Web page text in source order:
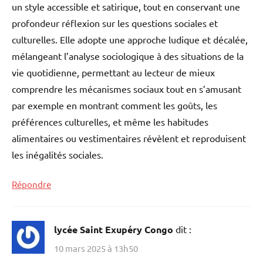
un style accessible et satirique, tout en conservant une
profondeur réflexion sur les questions sociales et
culturelles. Elle adopte une approche ludique et décalée,
mélangeant l’analyse sociologique à des situations de la
vie quotidienne, permettant au lecteur de mieux
comprendre les mécanismes sociaux tout en s’amusant
par exemple en montrant comment les goûts, les
préférences culturelles, et même les habitudes
alimentaires ou vestimentaires révèlent et reproduisent
les inégalités sociales.
Répondre
lycée Saint Exupéry Congo dit :
10 mars 2025 à 13h50